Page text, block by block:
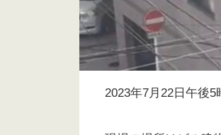
2023年7月22日午後5